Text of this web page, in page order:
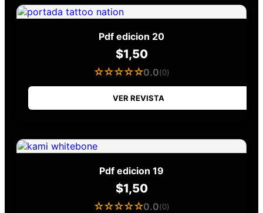
Pdf edicion 20
$1,50
☆☆☆☆☆0.0(0)
VER REVISTA
Pdf edicion 19
$1,50
☆☆☆☆☆0.0(0)